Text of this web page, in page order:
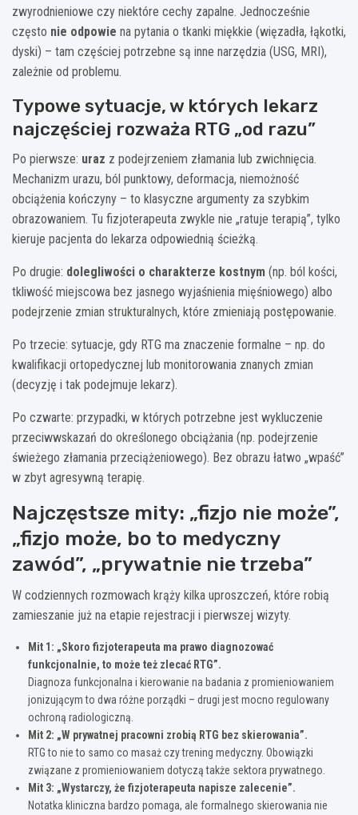
zwyrodnieniowe czy niektóre cechy zapalne. Jednocześnie
często nie odpowie na pytania o tkanki miękkie (więzadła, łąkotki,
dyski) – tam częściej potrzebne są inne narzędzia (USG, MRI),
zależnie od problemu.
Typowe sytuacje, w których lekarz
najczęściej rozważa RTG „od razu”
Po pierwsze: uraz z podejrzeniem złamania lub zwichnięcia.
Mechanizm urazu, ból punktowy, deformacja, niemożność
obciążenia kończyny – to klasyczne argumenty za szybkim
obrazowaniem. Tu fizjoterapeuta zwykle nie „ratuje terapią”, tylko
kieruje pacjenta do lekarza odpowiednią ścieżką.
Po drugie: dolegliwości o charakterze kostnym (np. ból kości,
tkliwość miejscowa bez jasnego wyjaśnienia mięśniowego) albo
podejrzenie zmian strukturalnych, które zmieniają postępowanie.
Po trzecie: sytuacje, gdy RTG ma znaczenie formalne – np. do
kwalifikacji ortopedycznej lub monitorowania znanych zmian
(decyzję i tak podejmuje lekarz).
Po czwarte: przypadki, w których potrzebne jest wykluczenie
przeciwwskazań do określonego obciążania (np. podejrzenie
świeżego złamania przeciążeniowego). Bez obrazu łatwo „wpaść”
w zbyt agresywną terapię.
Najczęstsze mity: „fizjo nie może”,
„fizjo może, bo to medyczny
zawód”, „prywatnie nie trzeba”
W codziennych rozmowach krąży kilka uproszczeń, które robią
zamieszanie już na etapie rejestracji i pierwszej wizyty.
Mit 1: „Skoro fizjoterapeuta ma prawo diagnozować
funkcjonalnie, to może też zlecać RTG”.
Diagnoza funkcjonalna i kierowanie na badania z promieniowaniem
jonizującym to dwa różne porządki – drugi jest mocno regulowany
ochroną radiologiczną.
Mit 2: „W prywatnej pracowni zrobią RTG bez skierowania”.
RTG to nie to samo co masaż czy trening medyczny. Obowiązki
związane z promieniowaniem dotyczą także sektora prywatnego.
Mit 3: „Wystarczy, że fizjoterapeuta napisze zalecenie”.
Notatka kliniczna bardzo pomaga, ale formalnego skierowania nie